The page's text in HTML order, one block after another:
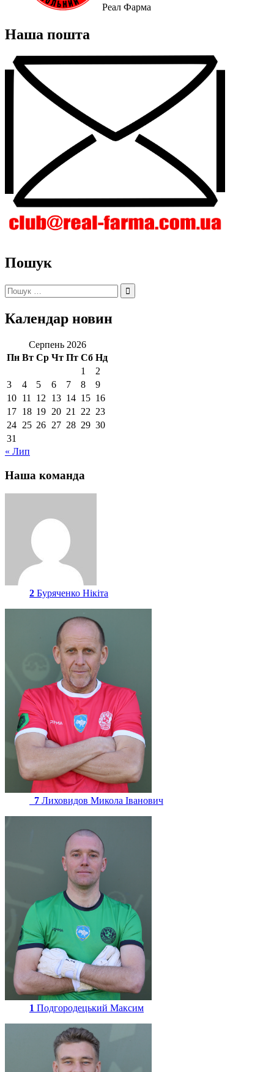
Реал Фарма
Наша пошта
Пошук
Пошук:
Календар новин
Серпень 2026
Пн Вт Ср Чт Пт Сб Нд
1
2
3
4 5 6 7 8
9
10 11 12 13 14 15 16
17 18 19 20 21 22 23
24 25 26 27 28 29 30
31
« Лип
Наша команда
2 Буряченко Нікіта
7 Лиховидов Микола Іванович
1 Подгородецький Максим